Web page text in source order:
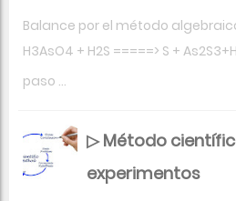
Balance por el método
H3AsO4 + H2S =====> S +
paso ...
▷ Método
experimentos